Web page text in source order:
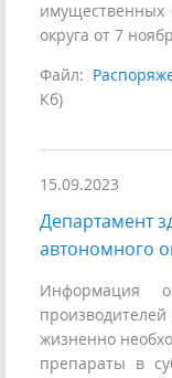
имущественных
округа от 7
Файл:
Кб)
15.09.2023
Департамент
автономного
Информация
жизненно
препараты в